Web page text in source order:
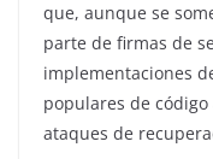
que, aunque se
parte de firmas de
implementaciones
populares de
ataques de